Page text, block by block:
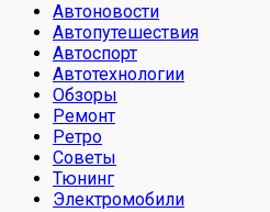
Автоновости
Автопутешествия
Автоспорт
Автотехнологии
Обзоры
Ремонт
Ретро
Советы
Тюнинг
Электромобили